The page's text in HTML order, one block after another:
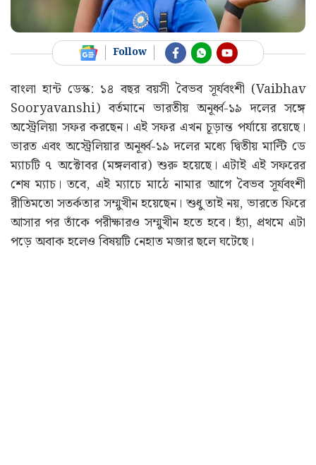
Follow
বাংলা হান্ট ডেস্ক: ১৪ বছর বয়সী বৈভব সূর্যবংশী (Vaibhav
Sooryavanshi) বর্তমানে ভারতীয় অনূর্ধ্ব-১৯ দলের সঙ্গে
অস্ট্রেলিয়া সফর করছেন। এই সফর এখন চূড়ান্ত পর্যায়ে রয়েছে।
ভারত এবং অস্ট্রেলিয়ার অনূর্ধ্ব-১৯ দলের মধ্যে দ্বিতীয় মাল্টি ডে
ম্যাচটি ৭ অক্টোবর (মঙ্গলবার) শুরু হয়েছে। এটাই এই সফরের
শেষ ম্যাচ। তবে, এই ম্যাচে মাঠে নামার আগে বৈভব সূর্যবংশী
রীতিমতো সতর্কতার সম্মুখীন হয়েছেন। শুধু তাই নয়, ভারতে ফিরে
আসার পর তাঁকে পরীক্ষারও সম্মুখীন হতে হবে। হ্যাঁ, প্রথমে এটা
পড়ে অবাক হলেও বিষয়টি নেহাত মজার ছলে ঘটেছে।